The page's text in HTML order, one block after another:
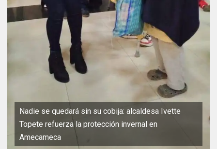
Nadie se quedará sin su cobija: alcaldesa Ivette
Topete refuerza la protección invernal en
Amecameca